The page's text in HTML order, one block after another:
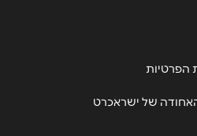
הפרטיות
של ישראכרט